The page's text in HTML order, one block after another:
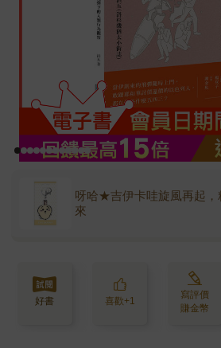
呀哈★吉伊卡哇旋風再起，
來
好書 喜歡+1
寫評價
賺金幣